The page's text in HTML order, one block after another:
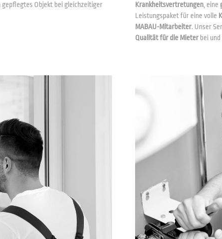
Objekt bei gleichzeitiger
Krankheitsvertretungen, eine
Leistungspaket für eine volle
MABAU-Mitarbeiter. Unser
Qualität für die Mieterbei und